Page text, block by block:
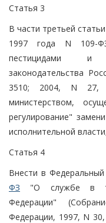
Статья 3
В части третьей
1997 года N 109-
пестицидами и
законодательства
3510; 2004, N 27,
министерством,
регулирование"
исполнительной
Статья 4
Внести в
ФЗ "О службе в
Федерации"
Федерации, 1997, N